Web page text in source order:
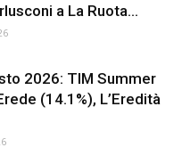
a La Ruota...
2026: TIM Summer
(14.1%), L’Eredità